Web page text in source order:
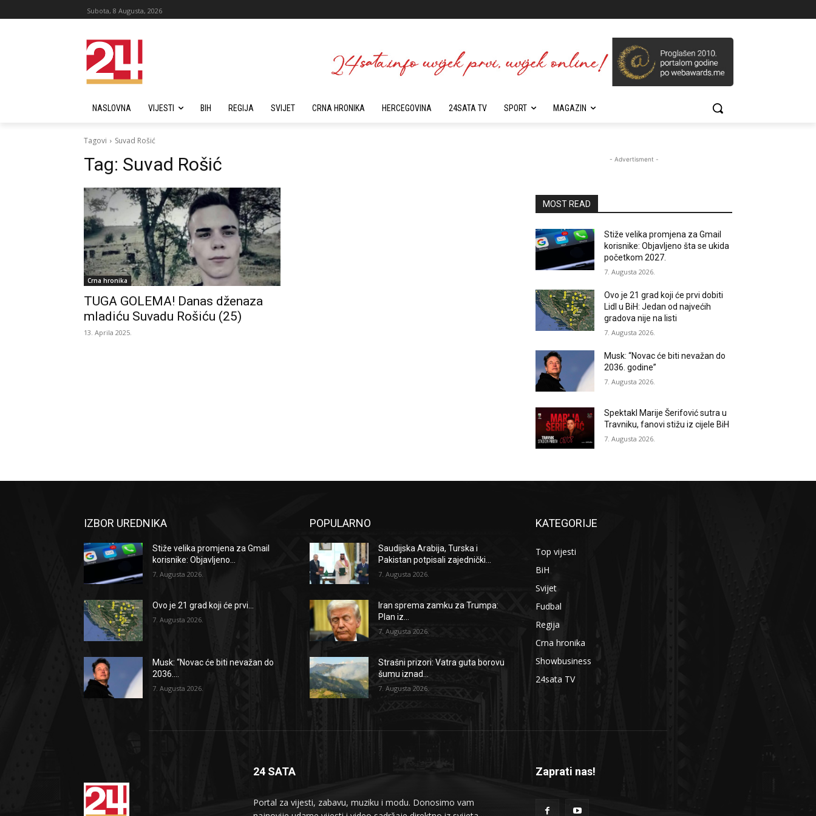
Subota, 8 Augusta, 2026
NASLOVNA VIJESTI BIH REGIJA SVIJET CRNA HRONIKA HERCEGOVINA 24SATA TV SPORT MAGAZIN
Tagovi Suvad Rošić
Tag: Suvad Rošić
Crna hronika
TUGA GOLEMA! Danas dženaza
mladiću Suvadu Rošiću (25)
13. Aprila 2025.
- Advertisment -
MOST READ
Stiže velika promjena za Gmail
korisnike: Objavljeno šta se ukida
početkom 2027.
7. Augusta 2026.
Ovo je 21 grad koji će prvi dobiti
Lidl u BiH: Jedan od najvećih
gradova nije na listi
7. Augusta 2026.
Musk: “Novac će biti nevažan do
2036. godine”
7. Augusta 2026.
Spektakl Marije Šerifović sutra u
Travniku, fanovi stižu iz cijele BiH
7. Augusta 2026.
IZBOR UREDNIKA
Stiže velika promjena za Gmail
korisnike: Objavljeno...
7. Augusta 2026.
Ovo je 21 grad koji će prvi...
7. Augusta 2026.
Musk: “Novac će biti nevažan do
2036....
7. Augusta 2026.
POPULARNO
Saudijska Arabija, Turska i
Pakistan potpisali zajednički...
7. Augusta 2026.
Iran sprema zamku za Trumpa:
Plan iz...
7. Augusta 2026.
Strašni prizori: Vatra guta borovu
šumu iznad...
7. Augusta 2026.
KATEGORIJE
Top vijesti
BiH
Svijet
Fudbal
Regija
Crna hronika
Showbusiness
24sata TV
24 SATA
Portal za vijesti, zabavu, muziku i modu. Donosimo vam
Zaprati nas!